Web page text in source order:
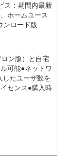
ス：期間内最新
ホームユース
ンロード版
ン版）と自宅
可能●ネットワ
したユーザ数を
センス●購入時